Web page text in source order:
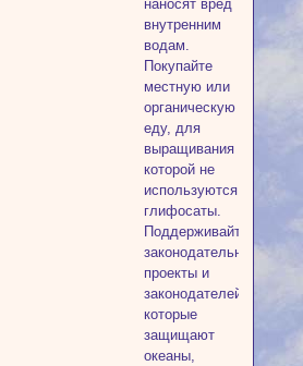
наносят вред
внутренним
водам.
Покупайте
местную или
органическую
еду, для
выращивания
которой не
используются
глифосаты.
Поддерживайте
законодательные
проекты и
законодателей,
которые
защищают
океаны,